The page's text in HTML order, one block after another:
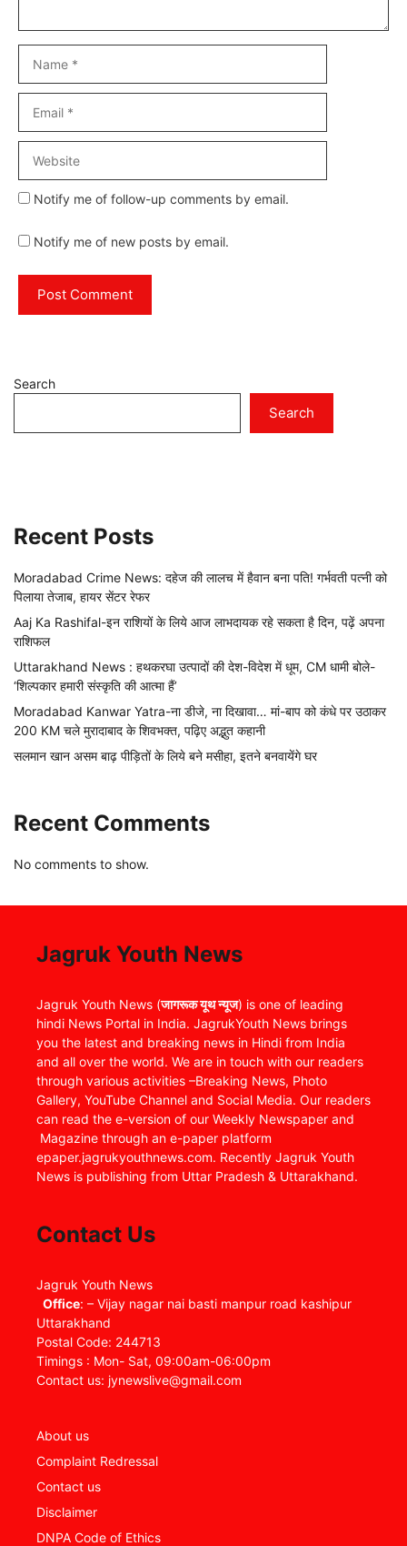
Notify me of follow-up comments by email.
Notify me of new posts by email.
Search
Search
Recent Posts
Moradabad Crime News: दहेज की लालच में हैवान बना पति! गर्भवती पत्नी को
पिलाया तेजाब, हायर सेंटर रेफर
Aaj Ka Rashifal-इन राशियों के लिये आज लाभदायक रहे सकता है दिन, पढ़ें अपना
राशिफल
Uttarakhand News : हथकरघा उत्पादों की देश-विदेश में धूम, CM धामी बोले-
‘शिल्पकार हमारी संस्कृति की आत्मा हैं’
Moradabad Kanwar Yatra-ना डीजे, ना दिखावा… मां-बाप को कंधे पर उठाकर
200 KM चले मुरादाबाद के शिवभक्त, पढ़िए अद्भुत कहानी
सलमान खान असम बाढ़ पीड़ितों के लिये बने मसीहा, इतने बनवायेंगे घर
Recent Comments
No comments to show.
Jagruk Youth News
Jagruk Youth News (जागरूक यूथ न्यूज) is one of leading
hindi News Portal in India. JagrukYouth News brings
you the latest and breaking news in Hindi from India
and all over the world. We are in touch with our readers
through various activities –Breaking News, Photo
Gallery, YouTube Channel and Social Media. Our readers
can read the e-version of our Weekly Newspaper and
Magazine through an e-paper platform
epaper.jagrukyouthnews.com. Recently Jagruk Youth
News is publishing from Uttar Pradesh & Uttarakhand.
Contact Us
Jagruk Youth News
Office: – Vijay nagar nai basti manpur road kashipur
Uttarakhand
Postal Code: 244713
Timings : Mon- Sat, 09:00am-06:00pm
Contact us: jynewslive@gmail.com
About us
Complaint Redressal
Contact us
Disclaimer
DNPA Code of Ethics